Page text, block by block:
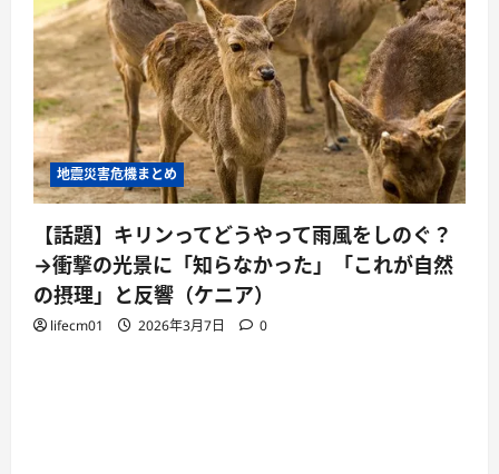
地震災害危機まとめ
【話題】キリンってどうやって雨風をしのぐ？
→衝撃の光景に「知らなかった」「これが自然
の摂理」と反響（ケニア）
lifecm01 2026年3月7日 0